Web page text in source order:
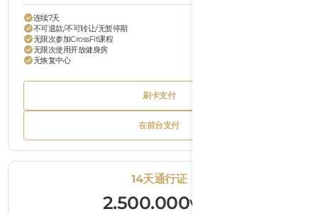
连续7天
不可退款/不可转让/无暂停期
无限次参加CrossFit课程
无限次使用开放健身房
无恢复中心
Button
Text
刷卡支付
刷卡支付
Button
Text
在前台支付
在前台支付
14天通行证
2.500.000VND